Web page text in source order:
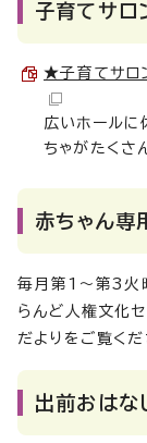
子育てサロ
★子育てサロ
広いホールに
ちゃがたくさ
赤ちゃん専
毎月第1～第3火
らんど人権文化
だよりをご覧くだ
出前おはな